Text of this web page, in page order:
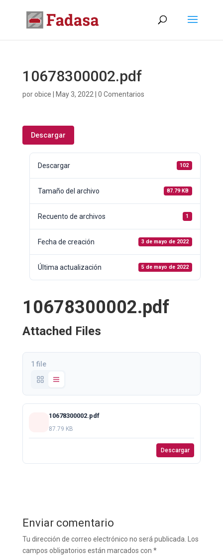
10678300002.pdf
porobice May 3, 2022 0 Comentarios
Descargar
Descargar 102
Tamaño del archivo 87.79 KB
Recuento de archivos 1
Fecha de creación 3 de mayo de 2022
Última actualización 5 de mayo de 2022
10678300002.pdf
Attached Files
1 file
10678300002.pdf
87.79 KB
Descargar
Enviar comentario
Tu dirección de correo electrónico no será publicada.
Los
campos obligatorios están marcados con *